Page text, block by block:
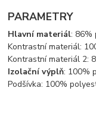
PARAMETRY
Hlavní materiál: 86%
Kontrastní materiál:
Kontrastní materiál 2:
Izolační výplň: 100%
Podšívka: 100%